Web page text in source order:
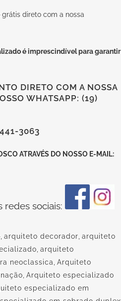
é imprescindível para garantir
DIRETO COM A NOSSA
WHATSAPP: (19)
3063
ATRAVÉS DO NOSSO E-MAIL:
redes sociais:
, arquiteto decorador, arquiteto
, arquiteto
neoclassica, Arquiteto
, Arquiteto especializado
especializado em